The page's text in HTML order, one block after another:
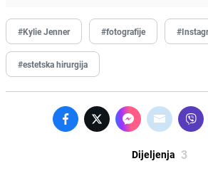
#Kylie Jenner #fotografije
#estetska hirurgija
Dijeljenja 3